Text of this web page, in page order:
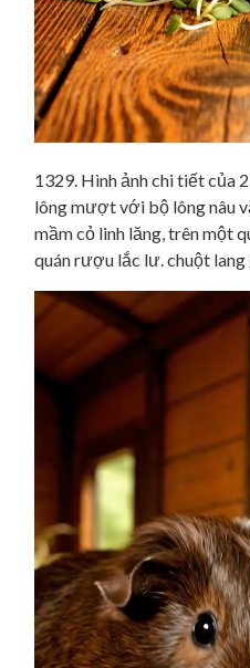
1329. Hình ảnh chi tiết của
lông mượt với bộ lông nâu
mầm cỏ linh lăng, trên một
quán rượu lắc lư. chuột lang